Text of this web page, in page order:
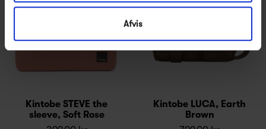
Afvis
Kintobe STEVE the
sleeve, Soft Rose
Kintobe LUCA, Earth
Brown